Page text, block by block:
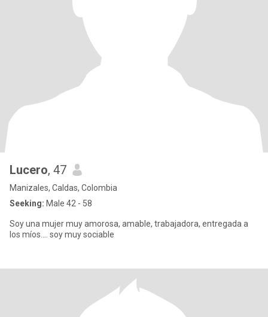
Lucero, 47
Manizales, Caldas, Colombia
Seeking: Male 42 - 58
Soy una mujer muy amorosa, amable, trabajadora, entregada a
los míos.... soy muy sociable